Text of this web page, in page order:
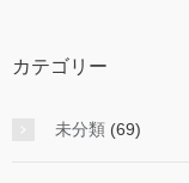
カテゴリー
未分類 (69)